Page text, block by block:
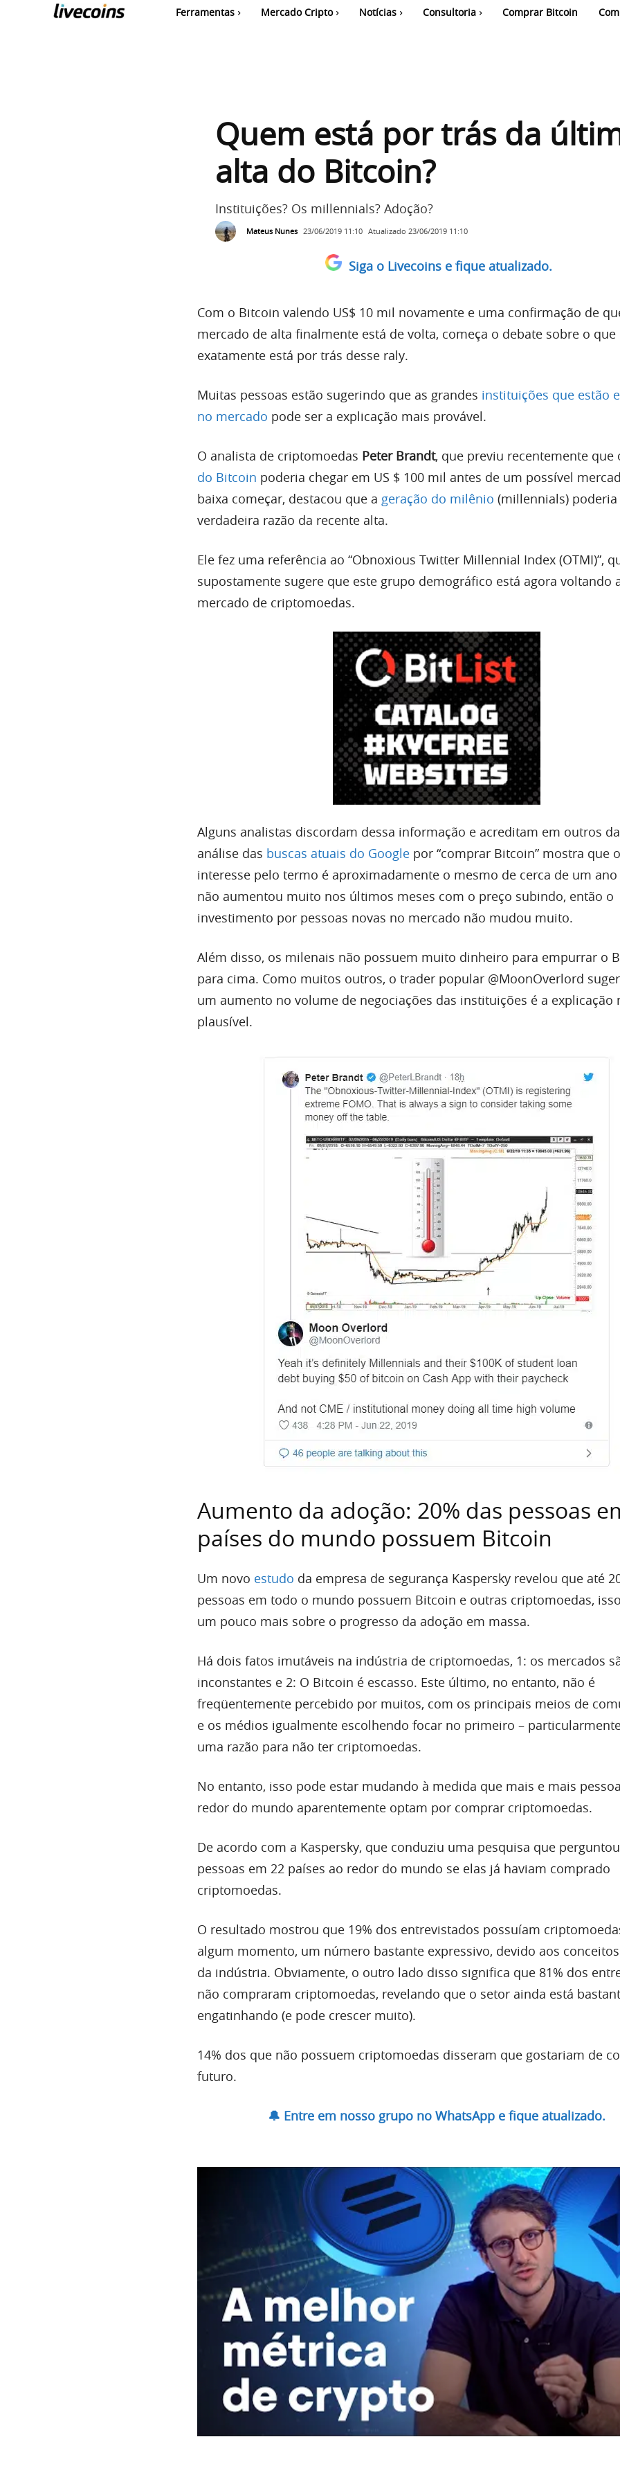
Ferramentas Mercado Cripto Notícias Consultoria Comprar Bitcoin
Quem está por trás da
alta do Bitcoin?
Instituições? Os millennials? Adoção?
Mateus Nunes 23/06/2019 11:10 Atualizado 23/06/2019 11:10
Siga o Livecoins e fique atualizado.
Com o Bitcoin valendo US$ 10 mil novamente e uma confirmação de
mercado de alta finalmente está de volta, começa o debate sobre o que
exatamente está por trás desse raly.
Muitas pessoas estão sugerindo que as grandes instituições que estão
no mercado pode ser a explicação mais provável.
O analista de criptomoedas Peter Brandt, que previu recentemente
do Bitcoin poderia chegar em US $ 100 mil antes de um possível
baixa começar, destacou que a geração do milênio (millennials) poderia
verdadeira razão da recente alta.
Ele fez uma referência ao “Obnoxious Twitter Millennial Index (OTMI)”,
supostamente sugere que este grupo demográfico está agora voltando
mercado de criptomoedas.
Alguns analistas discordam dessa informação e acreditam em outros
análise das buscas atuais do Google por “comprar Bitcoin” mostra que o
interesse pelo termo é aproximadamente o mesmo de cerca de um ano
não aumentou muito nos últimos meses com o preço subindo, então o
investimento por pessoas novas no mercado não mudou muito.
Além disso, os milenais não possuem muito dinheiro para empurrar o
para cima. Como muitos outros, o trader popular @MoonOverlord
um aumento no volume de negociações das instituições é a explicação
plausível.
Aumento da adoção: 20% das pessoas
países do mundo possuem Bitcoin
Um novo estudo da empresa de segurança Kaspersky revelou que até
pessoas em todo o mundo possuem Bitcoin e outras criptomoedas,
um pouco mais sobre o progresso da adoção em massa.
Há dois fatos imutáveis ​​na indústria de criptomoedas, 1: os mercados
inconstantes e 2: O Bitcoin é escasso. Este último, no entanto, não é
freqüentemente percebido por muitos, com os principais meios de
e os médios igualmente escolhendo focar no primeiro –
uma razão para não ter criptomoedas.
No entanto, isso pode estar mudando à medida que mais e mais
redor do mundo aparentemente optam por comprar criptomoedas.
De acordo com a Kaspersky, que conduziu uma pesquisa que
pessoas em 22 países ao redor do mundo se elas já haviam comprado
criptomoedas.
O resultado mostrou que 19% dos entrevistados possuíam
algum momento, um número bastante expressivo, devido aos
da indústria. Obviamente, o outro lado disso significa que 81% dos
não compraram criptomoedas, revelando que o setor ainda está
engatinhando (e pode crescer muito).
14% dos que não possuem criptomoedas disseram que gostariam de
futuro.
🔔 Entre em nosso grupo no WhatsApp e fique atualizado.